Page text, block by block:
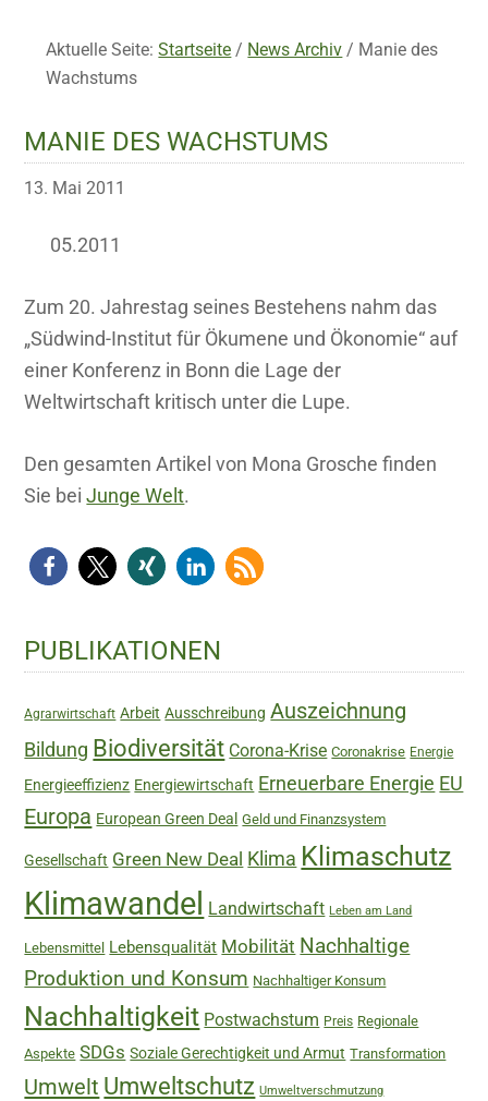
Aktuelle Seite:Startseite / News Archiv / Manie des
Wachstums
MANIE DES WACHSTUMS
13. Mai 2011
05.2011
Zum 20. Jahrestag seines Bestehens nahm das
„Südwind-Institut für Ökumene und Ökonomie“ auf
einer Konferenz in Bonn die Lage der
Weltwirtschaft kritisch unter die Lupe.
Den gesamten Artikel von Mona Grosche finden
Sie beiJunge Welt.
Haupt-
Sidebar
PUBLIKATIONEN
Agrarwirtschaft Arbeit Ausschreibung Auszeichnung
Bildung Biodiversität Corona-Krise Coronakrise Energie
Energieeffizienz Energiewirtschaft Erneuerbare Energie EU
Europa European Green Deal Geld und Finanzsystem
Gesellschaft Green New Deal Klima Klimaschutz
Klimawandel Landwirtschaft Leben am Land
Lebensmittel Lebensqualität Mobilität Nachhaltige
Produktion und Konsum Nachhaltiger Konsum
Nachhaltigkeit Postwachstum Preis Regionale
Aspekte SDGs Soziale Gerechtigkeit und Armut Transformation
Umwelt Umweltschutz Umweltverschmutzung